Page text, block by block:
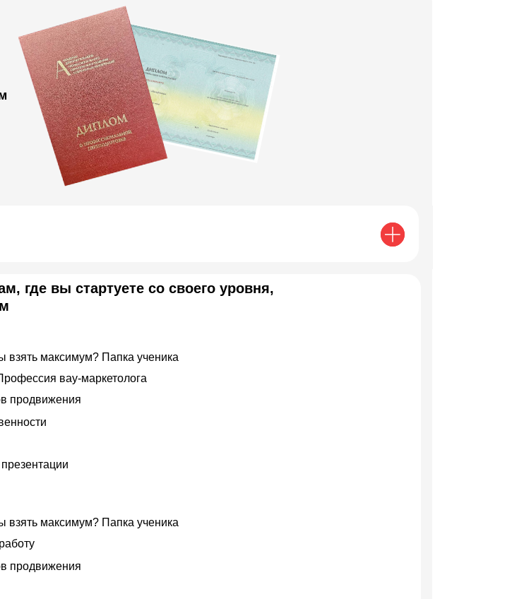
где вы стартуете со своего уровня,
взять максимум? Папка ученика
вау-маркетолога
продвижения
взять максимум? Папка ученика
продвижения